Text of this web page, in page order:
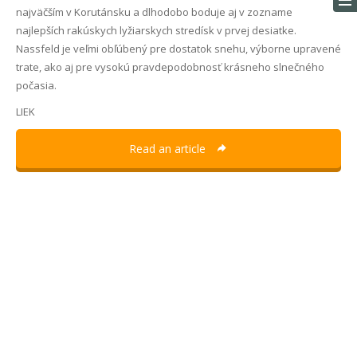
najväčším v Korutánsku a dlhodobo boduje aj v zozname
najlepších rakúskych lyžiarskych stredísk v prvej desiatke.
Nassfeld je veľmi obľúbený pre dostatok snehu, výborne upravené
trate, ako aj pre vysokú pravdepodobnosť krásneho slnečného
počasia.
LIEK
Read an article